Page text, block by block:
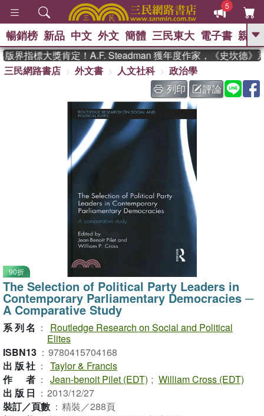
5
GO
熱搜： 東野圭吾 、 The Odyssey
、 如果歷史是一群喵 、 暑期
國際布克獎 臺灣漫遊錄 、 方
念華 、 台灣的李登輝時代
孩：黎曼猜想
、 偉大的迷走神經
暢銷榜 新品 中文 外文 簡體 三民東大 電子書 親子
界指標大獎肯定！A.F. Steadman 獲年度作家，《史坎德》系
三民網路書店
外文書 人文社科
政治學
列印
評論
90折
The Selection of Political Party Leaders in
Contemporary Parliamentary Democracies ─
A Comparative Study
系列名 ：
Routledge Research on Social and Political
Elites
ISBN13 ： 9780415704168
出版社 ： Taylor & Francis
作者 ： Jean-benoit Pilet (EDT) ; William Cross (EDT)
出版日 ： 2013/12/27
裝訂／頁數 ： 精裝／288頁